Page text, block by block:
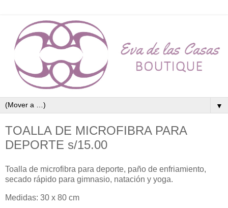
▼
TOALLA DE MICROFIBRA PARA
DEPORTE s/15.00
Toalla de microfibra para deporte, paño de enfriamiento,
secado rápido para gimnasio, natación y yoga.
Medidas: 30 x 80 cm